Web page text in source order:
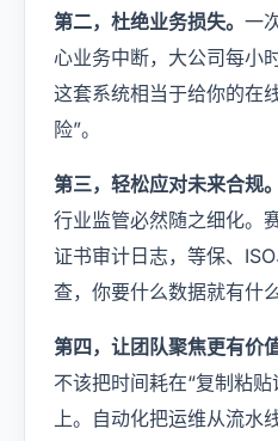
第二，杜绝业务损失。 一
心业务中断，大公司每小
这套系统相当于给你的在
险”。
第三，轻松应对未来合规。
行业监管必然随之细化。
证书审计日志，等保、
查，你要什么数据就有什
第四，让团队聚焦更有价
不该把时间耗在“复制粘
上。自动化把运维从流水